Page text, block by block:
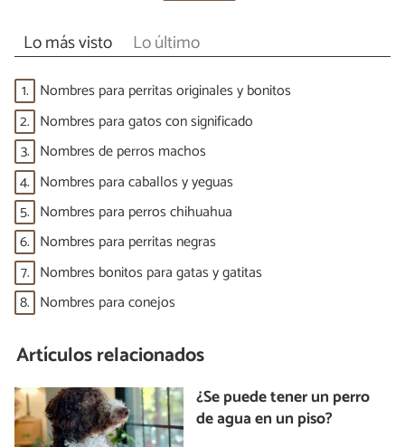
Lo más visto Lo último
1. Nombres para perritas originales y bonitos
2. Nombres para gatos con significado
3. Nombres de perros machos
4. Nombres para caballos y yeguas
5. Nombres para perros chihuahua
6. Nombres para perritas negras
7. Nombres bonitos para gatas y gatitas
8. Nombres para conejos
Artículos relacionados
¿Se puede tener un perro
de agua en un piso?